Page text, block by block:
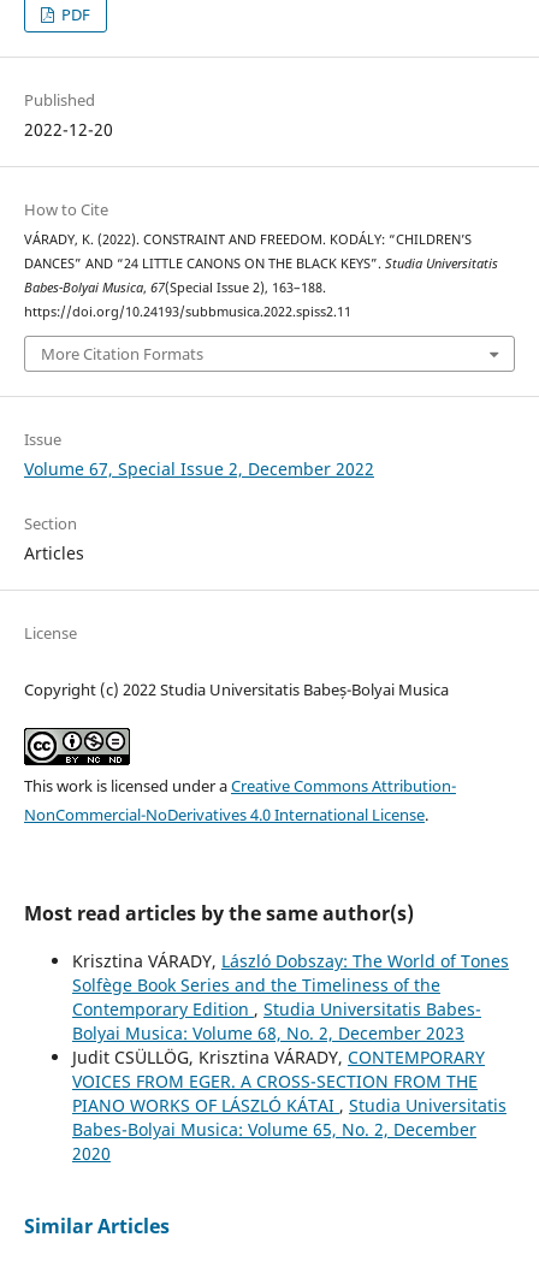
PDF
Published
2022-12-20
How to Cite
VÁRADY, K. (2022). CONSTRAINT AND FREEDOM. KODÁLY: “CHILDREN’S
DANCES” AND “24 LITTLE CANONS ON THE BLACK KEYS”. Studia Universitatis
Babes-Bolyai Musica, 67(Special Issue 2), 163–188.
https://doi.org/10.24193/subbmusica.2022.spiss2.11
More Citation Formats
Issue
Volume 67, Special Issue 2, December 2022
Section
Articles
License
Copyright (c) 2022 Studia Universitatis Babeș-Bolyai Musica
This work is licensed under aCreative Commons Attribution-
NonCommercial-NoDerivatives 4.0 International License.
Most read articles by the same author(s)
Krisztina VÁRADY, László Dobszay: The World of Tones
Solfège Book Series and the Timeliness of the
Contemporary Edition , Studia Universitatis Babes-
Bolyai Musica: Volume 68, No. 2, December 2023
Judit CSÜLLÖG, Krisztina VÁRADY, CONTEMPORARY
VOICES FROM EGER. A CROSS-SECTION FROM THE
PIANO WORKS OF LÁSZLÓ KÁTAI , Studia Universitatis
Babes-Bolyai Musica: Volume 65, No. 2, December
2020
Similar Articles